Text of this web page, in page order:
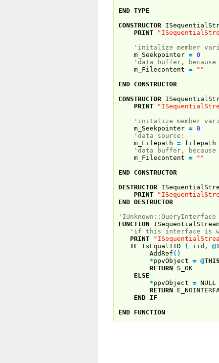
END TYPE
CONSTRUCTOR
PRINT
'initalize member
m_Seekpointer = 0
'data buffer,
m_Filecontent =
""
END CONSTRUCTOR
CONSTRUCTOR
PRINT
'initalize member
m_Seekpointer = 0
'data source:
m_Filepath = filepath
'data buffer,
m_Filecontent =
""
END CONSTRUCTOR
DESTRUCTOR
PRINT
END DESTRUCTOR
'IUnknown::QueryInterface
FUNCTION
'if this interface is
PRINT
IF IsEqualIID ( iid , @
AddRef ( )
*ppvObject = @
RETURN S_OK
ELSE
*ppvObject = NULL
RETURN
END IF
END FUNCTION